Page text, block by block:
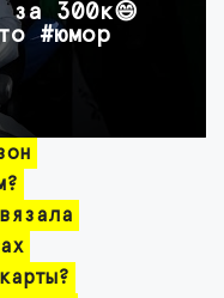
за 300к😄
#юмор